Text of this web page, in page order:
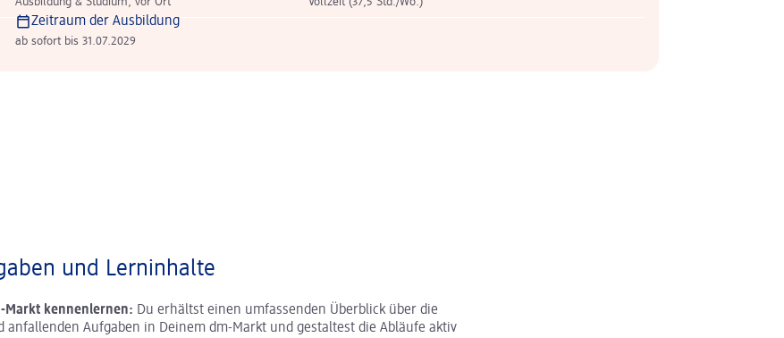
Zeitraum der Ausbildung
ab sofort bis 31.07.2029
und Lerninhalte
Markt kennenlernen: Du erhältst einen umfassenden Überblick über die
anfallenden Aufgaben in Deinem dm-Markt und gestaltest die Abläufe aktiv